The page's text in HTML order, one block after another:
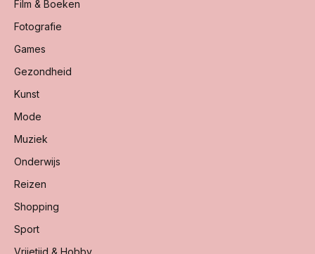
Film & Boeken
Fotografie
Games
Gezondheid
Kunst
Mode
Muziek
Onderwijs
Reizen
Shopping
Sport
Vrijetijd & Hobby